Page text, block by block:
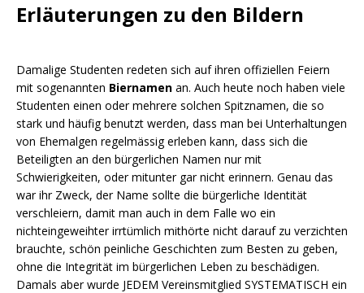
Erläuterungen zu den Bildern
Damalige Studenten redeten sich auf ihren offiziellen Feiern
mit sogenannten Biernamen an. Auch heute noch haben viele
Studenten einen oder mehrere solchen Spitznamen, die so
stark und häufig benutzt werden, dass man bei Unterhaltungen
von Ehemalgen regelmässig erleben kann, dass sich die
Beteiligten an den bürgerlichen Namen nur mit
Schwierigkeiten, oder mitunter gar nicht erinnern. Genau das
war ihr Zweck, der Name sollte die bürgerliche Identität
verschleiern, damit man auch in dem Falle wo ein
nichteingeweihter irrtümlich mithörte nicht darauf zu verzichten
brauchte, schön peinliche Geschichten zum Besten zu geben,
ohne die Integrität im bürgerlichen Leben zu beschädigen.
Damals aber wurde JEDEM Vereinsmitglied SYSTEMATISCH ein